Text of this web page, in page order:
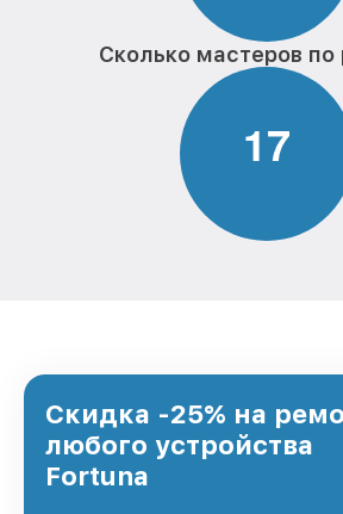
Сколько мастеров по
17
Скидка -25% на
любого устройства
Fortuna